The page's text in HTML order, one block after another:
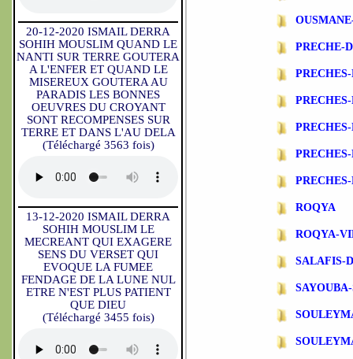
20-12-2020 ISMAIL DERRA
SOHIH MOUSLIM QUAND LE
NANTI SUR TERRE GOUTERA
A L'ENFER ET QUAND LE
MISEREUX GOUTERA AU
PARADIS LES BONNES
OEUVRES DU CROYANT
SONT RECOMPENSES SUR
TERRE ET DANS L'AU DELA
(Téléchargé 3563 fois)
13-12-2020 ISMAIL DERRA
SOHIH MOUSLIM LE
MECREANT QUI EXAGERE
SENS DU VERSET QUI
EVOQUE LA FUMEE
FENDAGE DE LA LUNE NUL
ETRE N'EST PLUS PATIENT
QUE DIEU
(Téléchargé 3455 fois)
PRECHE-
ROQYA
ROQYA-
SALAFIS-